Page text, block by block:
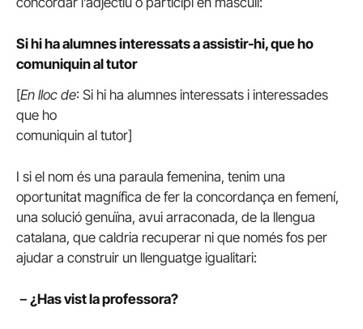
Si hi ha alumnes interessats a assistir-hi, que ho
comuniquin al tutor
[En lloc de: Si hi ha alumnes interessats i interessades
que ho
comuniquin al tutor]
I si el nom és una paraula femenina, tenim una
oportunitat magnífica de fer la concordança en femení,
una solució genuïna, avui arraconada, de la llengua
catalana, que caldria recuperar ni que només fos per
ajudar a construir un llenguatge igualitari:
－¿Has vist la professora?